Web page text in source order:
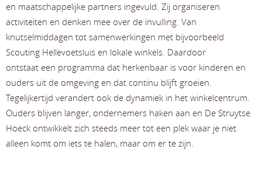
en maatschappelijke partners ingevuld. Zij organiseren
activiteiten en denken mee over de invulling. Van
knutselmiddagen tot samenwerkingen met bijvoorbeeld
Scouting Hellevoetsluis en lokale winkels. Daardoor
ontstaat een programma dat herkenbaar is voor kinderen en
ouders uit de omgeving en dat continu blijft groeien.
Tegelijkertijd verandert ook de dynamiek in het winkelcentrum.
Ouders blijven langer, ondernemers haken aan en De Struytse
Hoeck ontwikkelt zich steeds meer tot een plek waar je niet
alleen komt om iets te halen, maar om er te zijn.